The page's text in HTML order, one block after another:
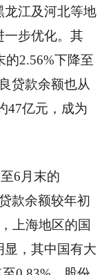
龙江及河北等地
一步优化。其
的2.56%下降至
贷款余额也从
47亿元，成为
6月末的
款余额较年初
上海地区的国
，其中国有大